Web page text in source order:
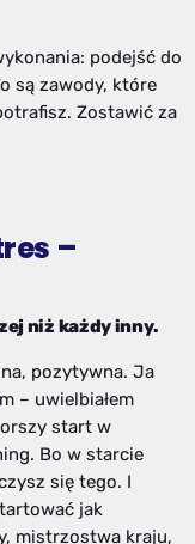
podejść do
są zawody, które
Zostawić za
–
niż każdy inny.
pozytywna. Ja
– uwielbiałem
start w
Bo w starcie
się tego. I
jak
mistrzostwa kraju,